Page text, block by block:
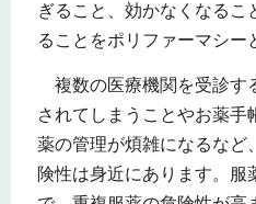
ぎること、効かなくなるこ
ることをポリファーマシー
複数の医療機関を受診す
されてしまうことやお薬手
薬の管理が煩雑になるなど
険性は身近にあります。服